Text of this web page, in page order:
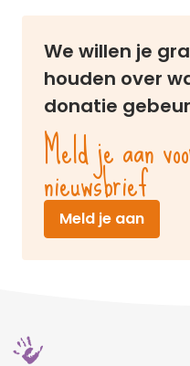
We willen je
houden over
donatie
Meld je aan
nieuwsbrief
Meld je aan